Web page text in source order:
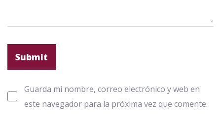
Guarda mi nombre, correo electrónico y web en
este navegador para la próxima vez que comente.